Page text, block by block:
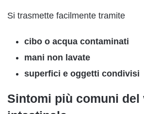
Si trasmette facilmente tramite
cibo o acqua contaminati
mani non lavate
superfici e oggetti condivisi
Sintomi più comuni del